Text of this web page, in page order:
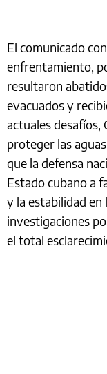
El comunicado
enfrentamiento,
resultaron
evacuados y
actuales
proteger las
que la defensa
Estado cubano a
y la estabilidad en
investigaciones
el total